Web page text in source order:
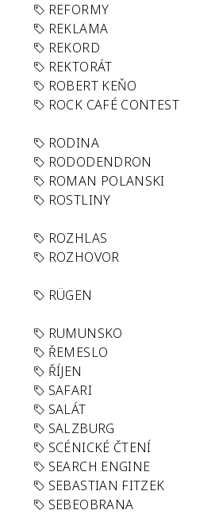
REFORMY
REKLAMA
REKORD
REKTORÁT
ROBERT KEŇO
ROCK CAFÉ CONTEST
RODINA
RODODENDRON
ROMAN POLANSKI
ROSTLINY
ROZHLAS
ROZHOVOR
RÜGEN
RUMUNSKO
ŘEMESLO
ŘÍJEN
SAFARI
SALÁT
SALZBURG
SCÉNICKÉ ČTENÍ
SEARCH ENGINE
SEBASTIAN FITZEK
SEBEOBRANA